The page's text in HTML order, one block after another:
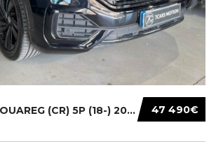
47 490€
VOLKSWAGEN TOUAREG (CR) 5P (18-) 2021...